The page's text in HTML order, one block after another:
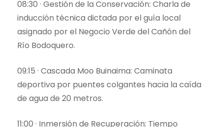
08:30 · Gestión de la Conservación: Charla de
inducción técnica dictada por el guía local
asignado por el Negocio Verde del Cañón del
Río Bodoquero.
09:15 · Cascada Moo Buinaima: Caminata
deportiva por puentes colgantes hacia la caída
de agua de 20 metros.
11:00 · Inmersión de Recuperación: Tiempo